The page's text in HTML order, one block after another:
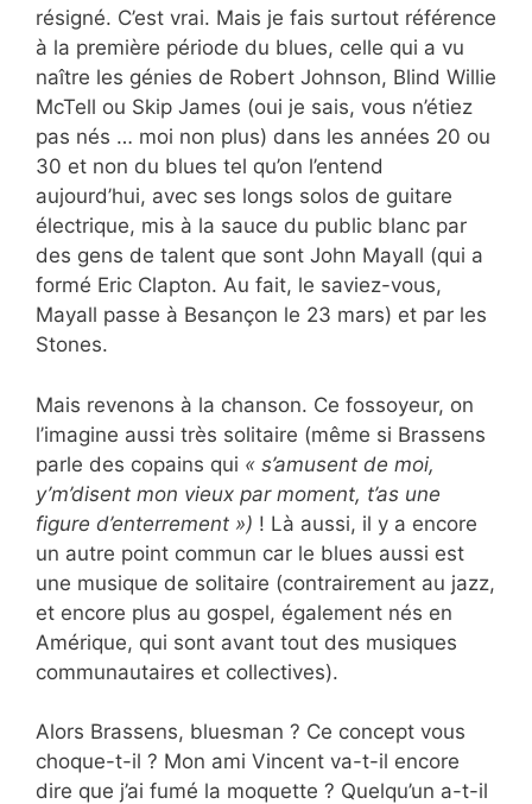
résigné. C’est vrai. Mais je fais surtout référence
à la première période du blues, celle qui a vu
naître les génies de Robert Johnson, Blind Willie
McTell ou Skip James (oui je sais, vous n’étiez
pas nés … moi non plus) dans les années 20 ou
30 et non du blues tel qu’on l’entend
aujourd’hui, avec ses longs solos de guitare
électrique, mis à la sauce du public blanc par
des gens de talent que sont John Mayall (qui a
formé Eric Clapton. Au fait, le saviez-vous,
Mayall passe à Besançon le 23 mars) et par les
Stones.
Mais revenons à la chanson. Ce fossoyeur, on
l’imagine aussi très solitaire (même si Brassens
parle des copains qui « s’amusent de moi,
y’m’disent mon vieux par moment, t’as une
figure d’enterrement ») ! Là aussi, il y a encore
un autre point commun car le blues aussi est
une musique de solitaire (contrairement au jazz,
et encore plus au gospel, également nés en
Amérique, qui sont avant tout des musiques
communautaires et collectives).
Alors Brassens, bluesman ? Ce concept vous
choque-t-il ? Mon ami Vincent va-t-il encore
dire que j’ai fumé la moquette ? Quelqu’un a-t-il